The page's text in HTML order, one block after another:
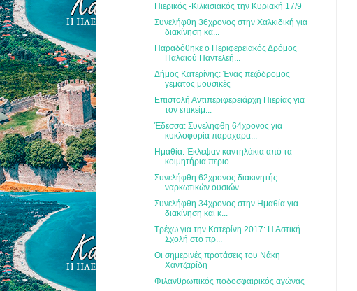
Πιερικός -Κιλκισιακός την Κυριακή 17/9
Συνελήφθη 36χρονος στην Χαλκιδική για
διακίνηση κα...
Παραδόθηκε ο Περιφερειακός Δρόμος
Παλαιού Παντελεή...
Δήμος Κατερίνης: Ένας πεζόδρομος
γεμάτος μουσικές
Επιστολή Αντιπεριφερειάρχη Πιερίας για
τον επικείμ...
Έδεσσα: Συνελήφθη 64χρονος για
κυκλοφορία παραχαρα...
Ημαθία: Έκλεψαν καντηλάκια από τα
κοιμητήρια περιο...
Συνελήφθη 62χρονος διακινητής
ναρκωτικών ουσιών
Συνελήφθη 34χρονος στην Ημαθία για
διακίνηση και κ...
Τρέχω για την Κατερίνη 2017: Η Αστική
Σχολή στο πρ...
Οι σημερινές προτάσεις του Νάκη
Χαντζαρίδη
Φιλανθρωπικός ποδοσφαιρικός αγώνας